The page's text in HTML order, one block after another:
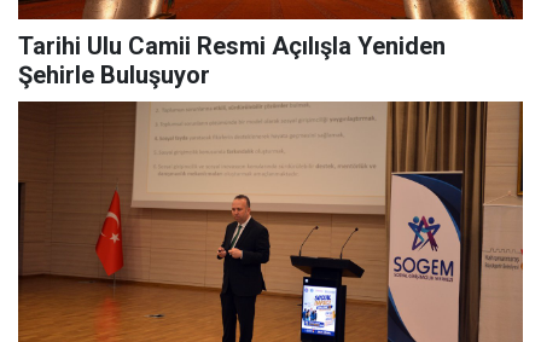
Tarihi Ulu Camii Resmi Açılışla Yeniden
Şehirle Buluşuyor